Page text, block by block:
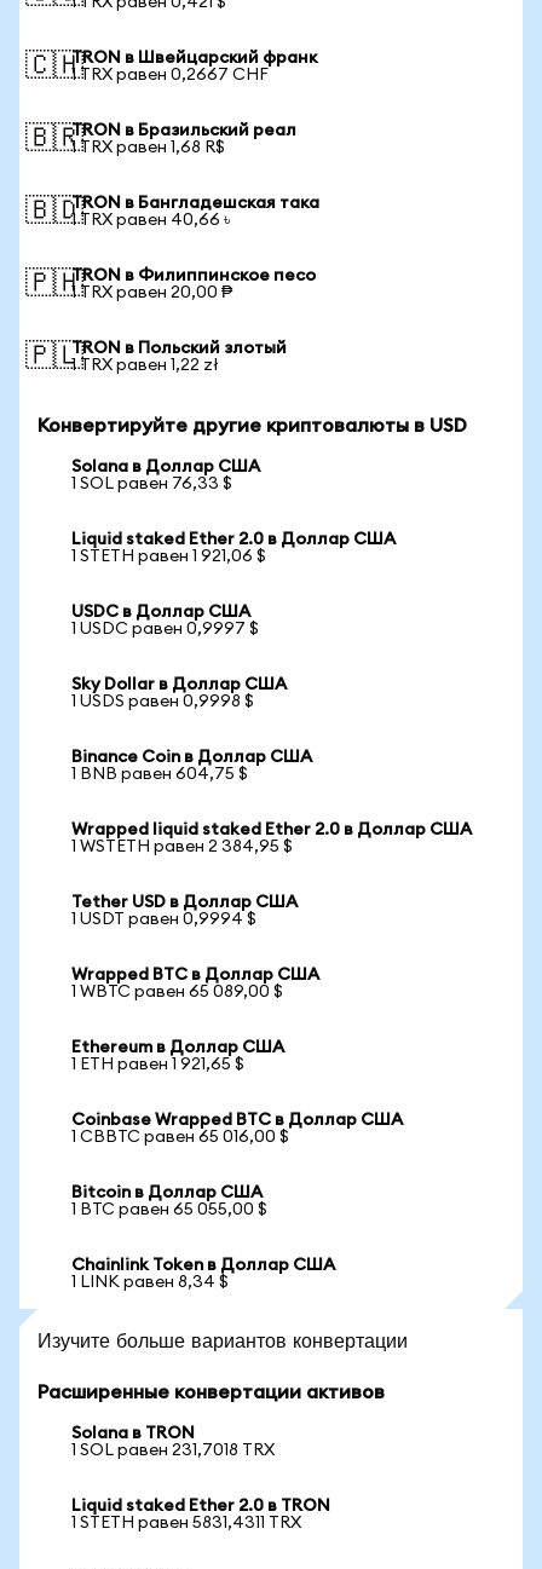
🇨🇭TRON в Швейцарский франк
1 TRX равен 0,2667 CHF
🇧🇷TRON в Бразильский реал
1 TRX равен 1,68 R$
🇧🇩TRON в Бангладешская така
1 TRX равен 40,66 ৳
🇵🇭TRON в Филиппинское песо
1 TRX равен 20,00 ₱
🇵🇱TRON в Польский злотый
1 TRX равен 1,22 zł
Конвертируйте другие криптовалюты в USD
Solana в Доллар США
1 SOL равен 76,33 $
Liquid staked Ether 2.0 в Доллар США
1 STETH равен 1 921,06 $
USDC в Доллар США
1 USDC равен 0,9997 $
Sky Dollar в Доллар США
1 USDS равен 0,9998 $
Binance Coin в Доллар США
1 BNB равен 604,75 $
Wrapped liquid staked Ether 2.0 в Доллар США
1 WSTETH равен 2 384,95 $
Tether USD в Доллар США
1 USDT равен 0,9994 $
Wrapped BTC в Доллар США
1 WBTC равен 65 089,00 $
Ethereum в Доллар США
1 ETH равен 1 921,65 $
Coinbase Wrapped BTC в Доллар США
1 CBBTC равен 65 016,00 $
Bitcoin в Доллар США
1 BTC равен 65 055,00 $
Chainlink Token в Доллар США
1 LINK равен 8,34 $
Изучите больше вариантов конвертации
Расширенные конвертации активов
Solana в TRON
1 SOL равен 231,7018 TRX
Liquid staked Ether 2.0 в TRON
1 STETH равен 5831,4311 TRX